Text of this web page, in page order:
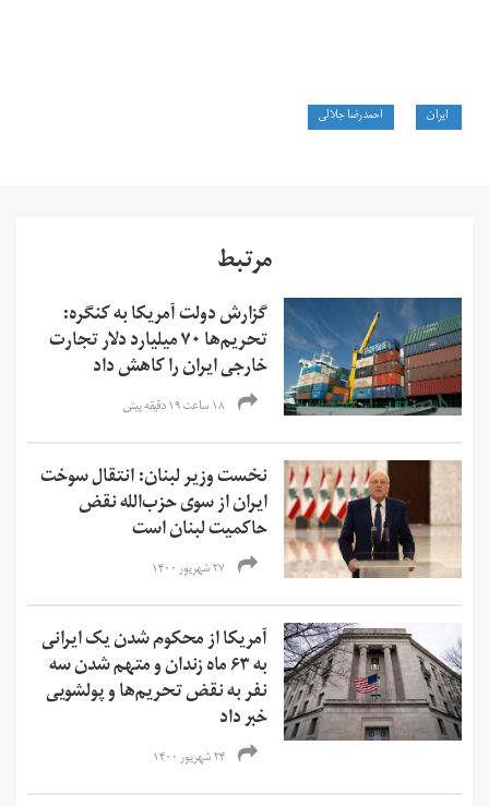
ایران احمدرضا جلالی
مرتبط
گزارش دولت آمریکا به کنگره:
تحریم‌ها ۷۰ میلیارد دلار تجارت
خارجی ایران را کاهش داد
۱۸ ساعت ۱۹ دقیقه پیش
نخست وزیر لبنان: انتقال سوخت
ایران از سوی حزب‌الله نقض
حاکمیت لبنان است
۲۷ شهریور ۱۴۰۰
آمریکا از محکوم شدن یک ایرانی
به ۶۳ ماه زندان و متهم شدن سه
نفر به نقض تحریم‌ها و‌ پولشویی
خبر داد
۲۴ شهریور ۱۴۰۰